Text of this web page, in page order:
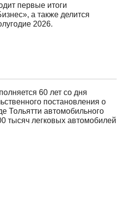
первые итоги
а также делится
2026.
60 лет со дня
постановления о
Тольятти автомобильного
тысяч легковых автомобилей